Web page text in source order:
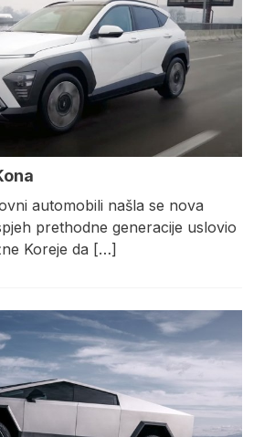
automobili našla se nova
prethodne generacije uslovio
Koreje da […]